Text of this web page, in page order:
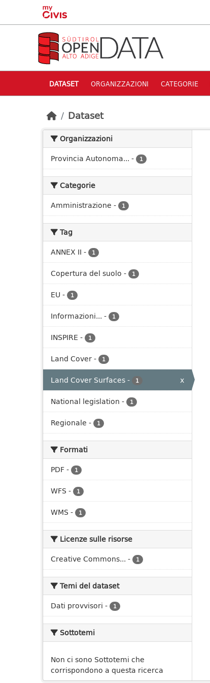
Skip to main content
DATASET ORGANIZZAZIONI CATEGORIE
Dataset
Organizzazioni
Provincia Autonoma... - 1
Categorie
Amministrazione - 1
Tag
ANNEX II - 1
Copertura del suolo - 1
EU - 1
Informazioni... - 1
INSPIRE - 1
Land Cover- 1
Land Cover Surfaces- 1
x
National legislation - 1
Regionale - 1
Formati
PDF- 1
WFS - 1
WMS - 1
Licenze sulle risorse
Creative Commons... - 1
Temi del dataset
Dati provvisori - 1
Sottotemi
Non ci sono Sottotemi che
corrispondono a questa ricerca